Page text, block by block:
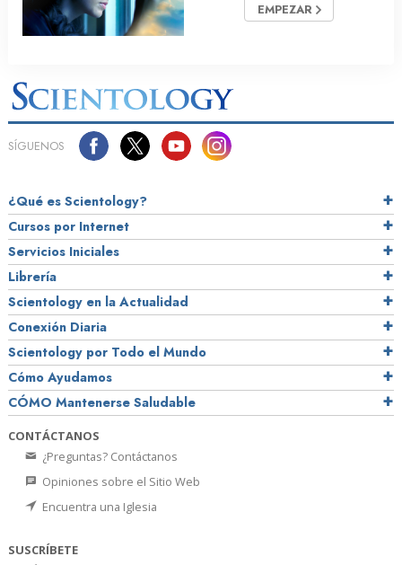
EMPEZAR
SÍGUENOS
¿Qué es Scientology?
Cursos por Internet
Servicios Iniciales
Librería
Scientology en la Actualidad
Conexión Diaria
Scientology por Todo el Mundo
Cómo Ayudamos
CÓMO Mantenerse Saludable
CONTÁCTANOS
¿Preguntas? Contáctanos
Opiniones sobre el Sitio Web
Encuentra una Iglesia
SUSCRÍBETE